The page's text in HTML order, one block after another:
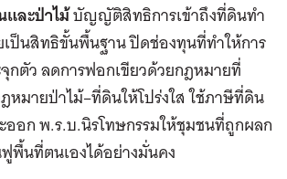
ละป่าไม้บัญญัติสิทธิการเข้าถึงที่ดินทำ
ป็นสิทธิขั้นพื้นฐาน ปิดช่องทุนที่ทำให้การ
กตัว ลดการฟอกเขียวด้วยกฎหมายที่
หมายป่าไม้–ที่ดินให้โปร่งใส ใช้ภาษีที่ดิน
อก พ.ร.บ.นิรโทษกรรมให้ชุมชนที่ถูกผลก
พื้นที่ตนเองได้อย่างมั่นคง